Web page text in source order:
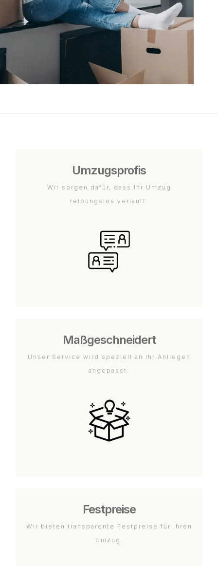
Umzugsprofis
Wir sorgen dafür, dass Ihr Umzug
reibungslos verläuft.
Maßgeschneidert
Unser Service wird speziell an Ihr Anliegen
angepasst.
Festpreise
Wir bieten transparente Festpreise für Ihren
Umzug.